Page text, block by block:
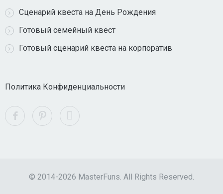
Сценарий квеста на День Рождения
Готовый семейный квест
Готовый сценарий квеста на корпоратив
Политика Конфиденциальности
© 2014-2026 MasterFuns. All Rights Reserved.